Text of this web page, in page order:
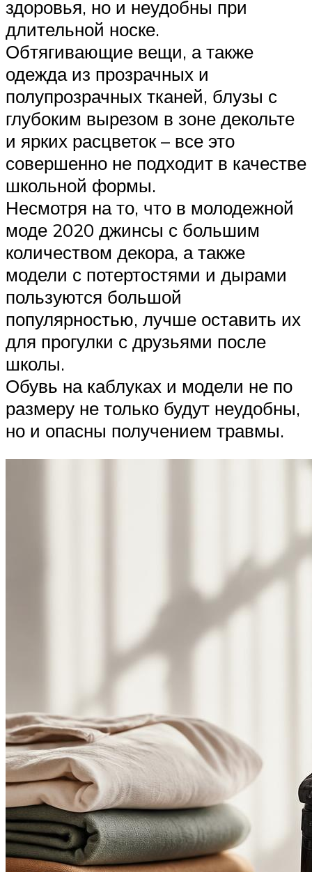
здоровья, но и неудобны при
длительной носке.
Обтягивающие вещи, а также
одежда из прозрачных и
полупрозрачных тканей, блузы с
глубоким вырезом в зоне декольте
и ярких расцветок – все это
совершенно не подходит в качестве
школьной формы.
Несмотря на то, что в молодежной
моде 2020 джинсы с большим
количеством декора, а также
модели с потертостями и дырами
пользуются большой
популярностью, лучше оставить их
для прогулки с друзьями после
школы.
Обувь на каблуках и модели не по
размеру не только будут неудобны,
но и опасны получением травмы.